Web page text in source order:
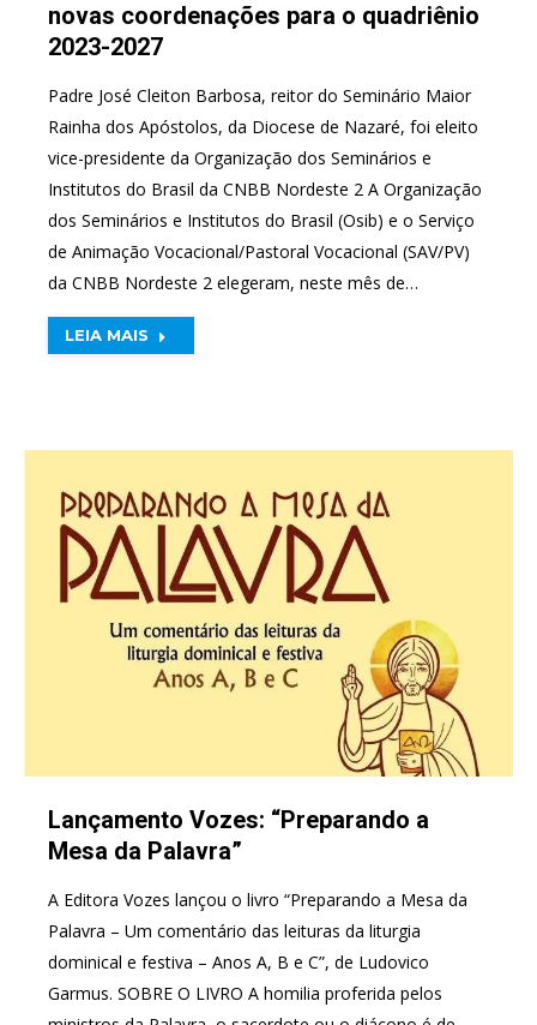
novas coordenações para o quadriênio
2023-2027
Padre José Cleiton Barbosa, reitor do Seminário Maior
Rainha dos Apóstolos, da Diocese de Nazaré, foi eleito
vice-presidente da Organização dos Seminários e
Institutos do Brasil da CNBB Nordeste 2 A Organização
dos Seminários e Institutos do Brasil (Osib) e o Serviço
de Animação Vocacional/Pastoral Vocacional (SAV/PV)
da CNBB Nordeste 2 elegeram, neste mês de…
LEIA MAIS
Lançamento Vozes: “Preparando a
Mesa da Palavra”
A Editora Vozes lançou o livro “Preparando a Mesa da
Palavra – Um comentário das leituras da liturgia
dominical e festiva – Anos A, B e C”, de Ludovico
Garmus. SOBRE O LIVRO A homilia proferida pelos